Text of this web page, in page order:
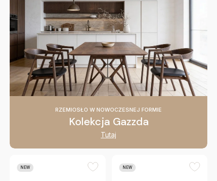
RZEMIOSŁO W NOWOCZESNEJ FORMIE
Kolekcja Gazzda
Tutaj
NEW NEW